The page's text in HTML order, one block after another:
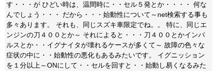
す・・・が ひどい時は、温間時に・・セル５発とか・・・・ 何な
んでしょう・・・ だから・・・始動性について～net検索する事も
多々あります。 それも、同じスズキ車限定でね。。 特に、同じエ
ンジンの刀４００とか～ それによると・・・刀４００とかインパ
ルスとか・・イグナイタが壊れるケースが多くて～ 故障の色々な
症状の中に・・始動性の悪化もあるみたいです。 イグニッション
を１分以上～ONにして・・セルを回すと・・始動し易くなるみた